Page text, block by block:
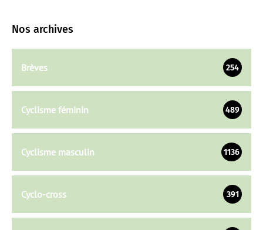
Nos archives
Brèves 254
Cyclisme féminin 489
Cyclisme masculin 1136
Cyclo-cross 391